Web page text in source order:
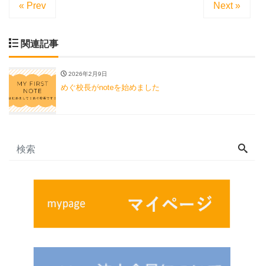
« Prev Next »
関連記事
2026年2月9日
めぐ校長がnoteを始めました